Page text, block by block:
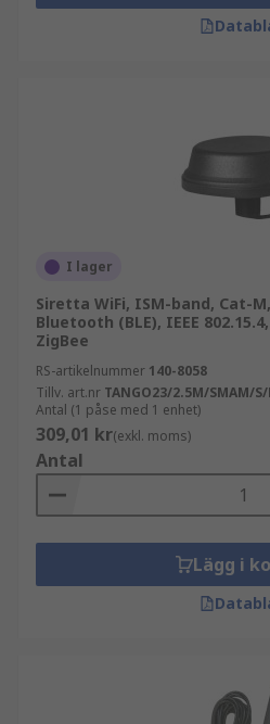
I lager
Siretta WiFi, ISM-band, Cat-
Bluetooth (BLE), IEEE
ZigBee
RS-artikelnummer 140-8058
Tillv. art.nr TANGO23/2.5M/SMAM/
Antal (1 påse med 1 enhet)
309,01 kr(exkl. moms)
Antal
Lägg i